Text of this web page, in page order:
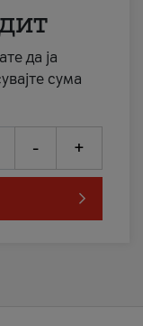
да ја
сума
- +